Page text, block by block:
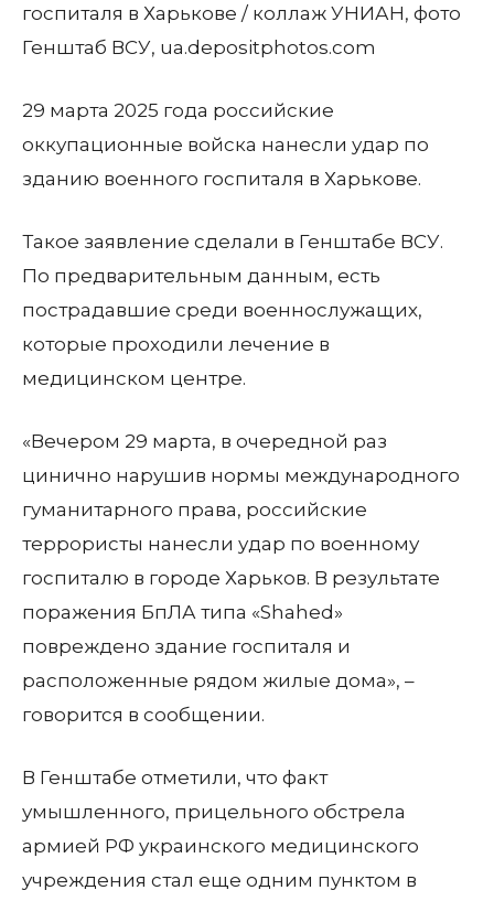
госпиталя в Харькове / коллаж УНИАН, фото
Генштаб ВСУ, ua.depositphotos.com
29 марта 2025 года российские
оккупационные войска нанесли удар по
зданию военного госпиталя в Харькове.
Такое заявление сделали в Генштабе ВСУ.
По предварительным данным, есть
пострадавшие среди военнослужащих,
которые проходили лечение в
медицинском центре.
«Вечером 29 марта, в очередной раз
цинично нарушив нормы международного
гуманитарного права, российские
террористы нанесли удар по военному
госпиталю в городе Харьков. В результате
поражения БпЛА типа «Shahed»
повреждено здание госпиталя и
расположенные рядом жилые дома», –
говорится в сообщении.
В Генштабе отметили, что факт
умышленного, прицельного обстрела
армией РФ украинского медицинского
учреждения стал еще одним пунктом в